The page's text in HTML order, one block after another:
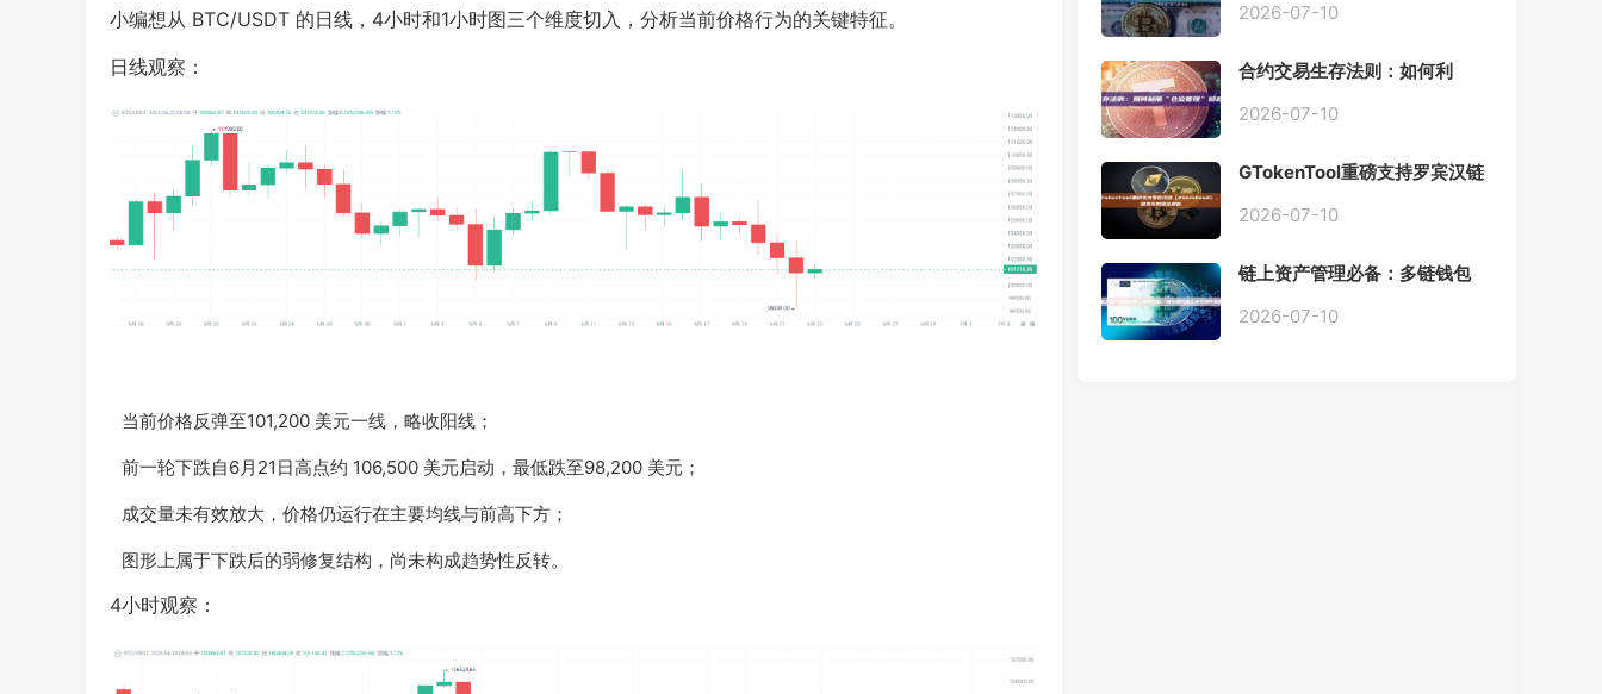
小编想从 BTC/USDT 的日线，4小时和1小时图三个维度切入，分析当前价格行为的关键特征。
日线观察：
当前价格反弹至101,200 美元一线，略收阳线；
前一轮下跌自6月21日高点约 106,500 美元启动，最低跌至98,200 美元；
成交量未有效放大，价格仍运行在主要均线与前高下方；
图形上属于下跌后的弱修复结构，尚未构成趋势性反转。
4小时观察：
2026-07-10
合约交易生存法则：如何利
2026-07-10
GTokenTool重磅支持罗宾汉链
程全解析
2026-07-10
链上资产管理必备：多链钱包
2026-07-10